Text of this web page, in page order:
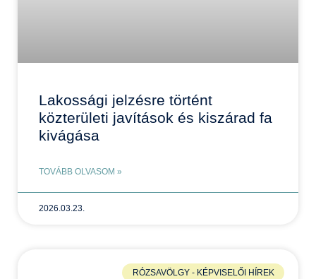
Lakossági jelzésre történt
közterületi javítások és kiszárad fa
kivágása
TOVÁBB OLVASOM »
2026.03.23.
RÓZSAVÖLGY - KÉPVISELŐI HÍREK